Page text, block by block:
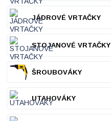
JÁDROVÉ VRTAČKY
STOJANOVÉ VRTAČKY
ŠROUBOVÁKY
UTAHOVÁKY